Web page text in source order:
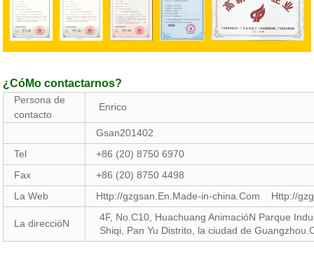
¿CóMo contactarnos?
Persona de
contacto
Enrico
Gsan201402
Tel
+86 (20) 8750 6970
Fax
+86 (20) 8750 4498
La Web
Http://gzgsan.En.Made-in-china.Com Http://
La direccióN
4F, No.C10, Huachuang AnimacióN Parque
Shiqi, Pan Yu Distrito, la ciudad de